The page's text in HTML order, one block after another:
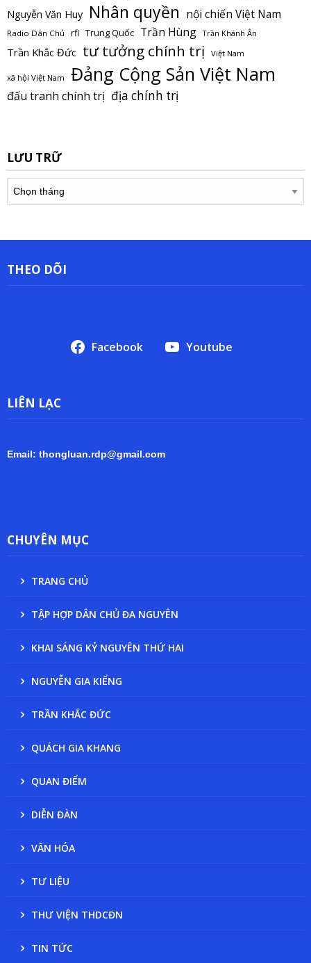
Nguyễn Văn Huy Nhân quyền nội chiến Việt Nam
Radio Dân Chủ rfi Trung Quốc Trần Hùng Trần Khánh Ân
Trần Khắc Đức tư tưởng chính trị Việt Nam
xã hội Việt Nam Đảng Cộng Sản Việt Nam
đấu tranh chính trị địa chính trị
LƯU TRỮ
Lưu
THEO DÕI
Facebook Youtube
LIÊN LẠC
Email: thongluan.rdp@gmail.com
CHUYÊN MỤC
TRANG CHỦ
TẬP HỢP DÂN CHỦ ĐA NGUYÊN
KHAI SÁNG KỶ NGUYÊN THỨ HAI
NGUYỄN GIA KIỂNG
TRẦN KHẮC ĐỨC
QUÁCH GIA KHANG
QUAN ĐIỂM
DIỄN ĐÀN
VĂN HÓA
TƯ LIỆU
THƯ VIỆN THDCĐN
TIN TỨC